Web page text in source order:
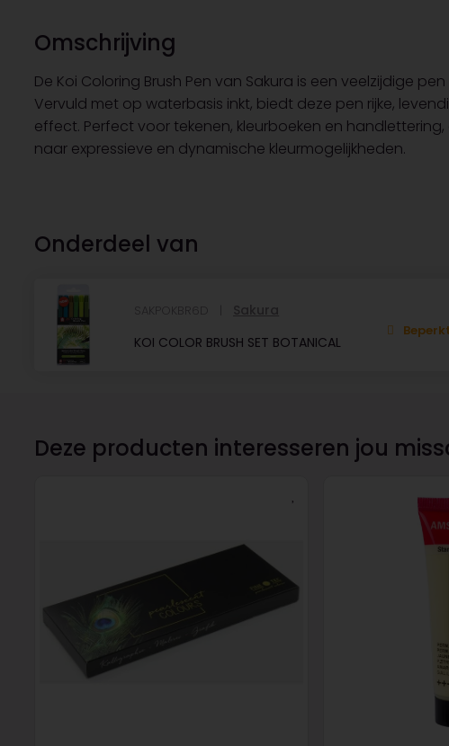
Omschrijving
De Koi Coloring Brush Pen van Sakura is een veelzijdige
Vervuld met op waterbasis inkt, biedt deze pen rijke,
effect. Perfect voor tekenen, kleurboeken en
naar expressieve en dynamische kleurmogelijkheden.
Onderdeel van
Sakura
KOI COLOR BRUSH SET BOTANICAL
Deze producten interesseren jou